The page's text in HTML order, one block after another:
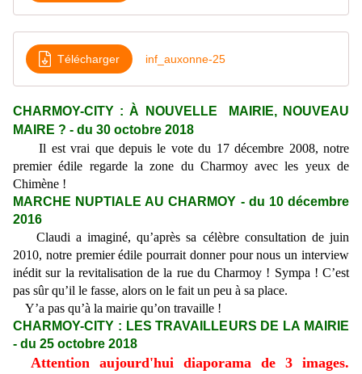
Télécharger inf_auxonne-25
CHARMOY-CITY : À NOUVELLE MAIRIE, NOUVEAU
MAIRE ? - du 30 octobre 2018
Il est vrai que depuis le vote du 17 décembre 2008, notre
premier édile regarde la zone du Charmoy avec les yeux de
Chimène !
MARCHE NUPTIALE AU CHARMOY - du 10 décembre
2016
Claudi a imaginé, qu’après sa célèbre consultation de juin
2010, notre premier édile pourrait donner pour nous un interview
inédit sur la revitalisation de la rue du Charmoy ! Sympa ! C’est
pas sûr qu’il le fasse, alors on le fait un peu à sa place.
Y’a pas qu’à la mairie qu’on travaille !
CHARMOY-CITY : LES TRAVAILLEURS DE LA MAIRIE
- du 25 octobre 2018
Attention aujourd'hui diaporama de 3 images.